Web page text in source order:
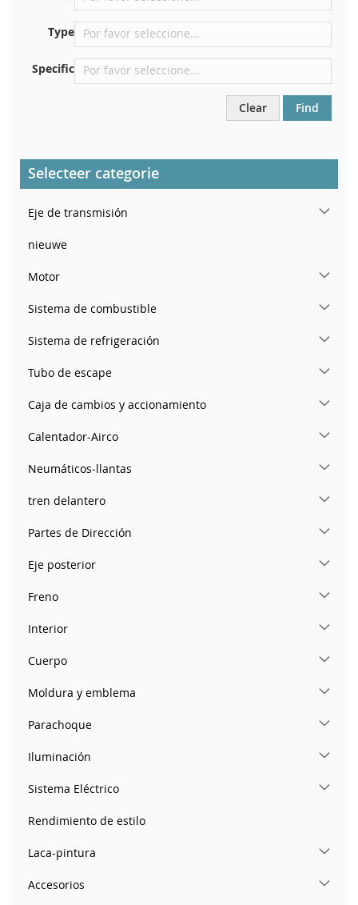
En el pilar de la puerta trasera derecha
Type
Specific
Clear Find
Selecteer categorie
Eje de transmisión
nieuwe
Motor
Sistema de combustible
Sistema de refrigeración
Tubo de escape
Caja de cambios y accionamiento
Calentador-Airco
Neumáticos-llantas
tren delantero
Partes de Dirección
Eje posterior
Freno
Interior
Cuerpo
Moldura y emblema
Parachoque
Iluminación
Sistema Eléctrico
Rendimiento de estilo
Laca-pintura
Accesorios